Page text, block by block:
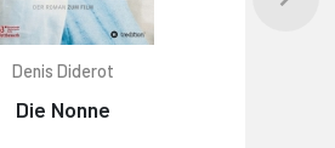
Denis Diderot
Die Nonne